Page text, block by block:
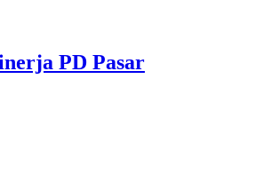
PD Pasar